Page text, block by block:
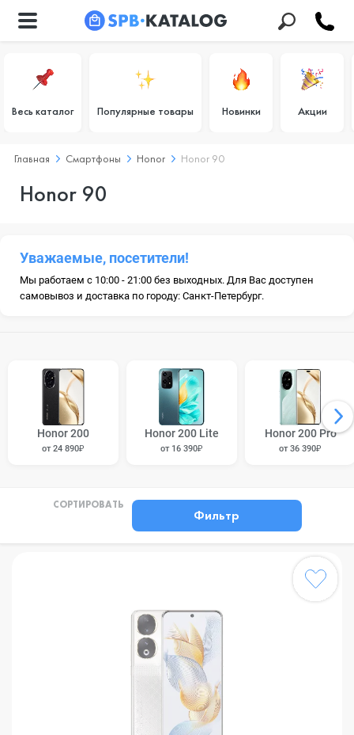
Весь каталог Популярные товары Новинки Акции
Главная Смартфоны Honor Honor 90
Honor 90
Уважаемые, посетители!
Мы работаем с 10:00 - 21:00 без выходных. Для Вас доступен
самовывоз и доставка по городу: Санкт-Петербург.
Honor 200
от 24 890₽
Honor 200 Lite
от 16 390₽
Honor 200 Pro
от 36 390₽
СОРТИРОВАТЬ
Фильтр